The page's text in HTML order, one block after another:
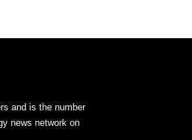
and is the number
news network on